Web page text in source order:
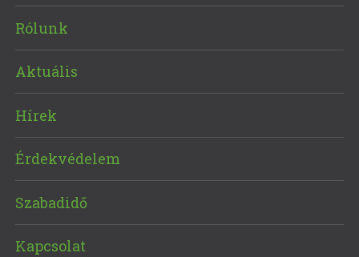
Rólunk
Aktuális
Hírek
Érdekvédelem
Szabadidő
Kapcsolat